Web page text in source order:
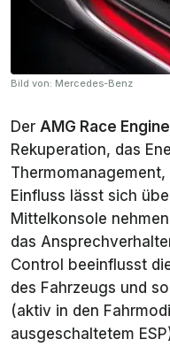
Bild von: Mercedes-Benz
Der AMG Race
Rekuperation, das
Einfluss lässt sich
Mittelkonsole
das
Control beeinflusst
des Fahrzeugs und
(aktiv in den
ausgeschaltetem